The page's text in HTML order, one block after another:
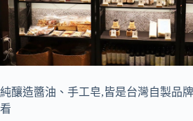
純釀造醬油、手工皂,皆是台灣自製品
看